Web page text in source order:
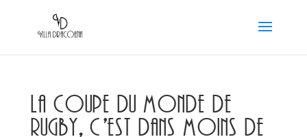
La Coupe du Monde de
Rugby, c’est dans moins de